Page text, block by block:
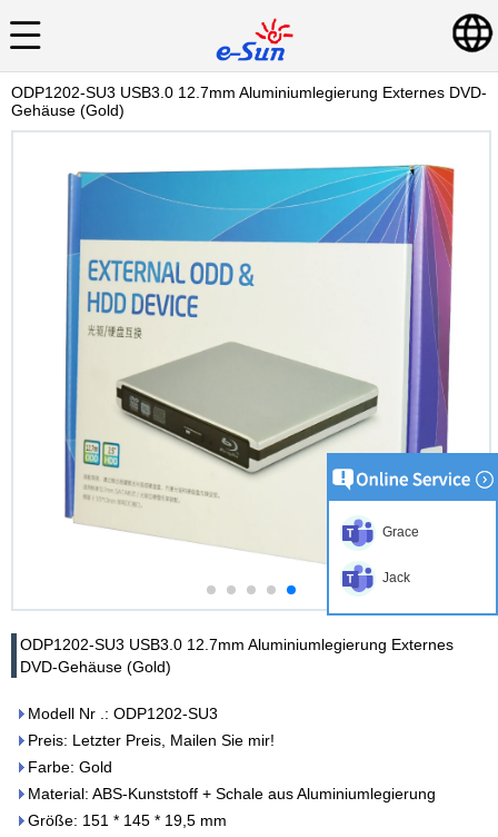
ODP1202-SU3 USB3.0 12.7mm Aluminiumlegierung Externes DVD-
Gehäuse (Gold)
ODP1202-SU3 USB3.0 12.7mm Aluminiumlegierung Externes
DVD-Gehäuse (Gold)
Modell Nr .: ODP1202-SU3
Preis: Letzter Preis, Mailen Sie mir!
Farbe: Gold
Material: ABS-Kunststoff + Schale aus Aluminiumlegierung
Größe: 151 * 145 * 19,5 mm
Grace
Jack